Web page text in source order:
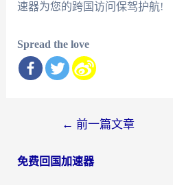
速器为您的跨国访问保驾护航!
Spread the love
导
← 前一篇文章
免费回国加速器